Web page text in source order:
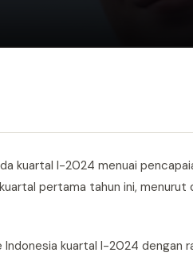
kuartal I-2024 menuai
pertama tahun ini, menurut
kuartal I-2024 dengan